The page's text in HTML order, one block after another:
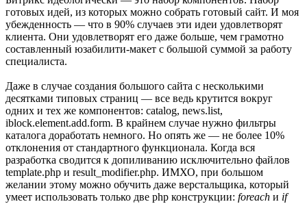
готовых идей, из которых можно собрать готовый сайт. И моя
убежденность — что в 90% случаев эти идеи удовлетворят
клиента. Они удовлетворят его даже больше, чем грамотно
составленный юзабилити-макет с большой суммой за работу
специалиста.
Даже в случае создания большого сайта с несколькими
десятками типовых страниц — все ведь крутится вокруг
одних и тех же компонентов: catalog, news.list,
iblock.element.add.form. В крайнем случае нужно фильтры
каталога доработать немного. Но опять же — не более 10%
отклонения от стандартного функционала. Когда вся
разработка сводится к допиливанию исключительно файлов
template.php и result_modifier.php. ИМХО, при большом
желании этому можно обучить даже верстальщика, который
умеет использовать только две php конструкции: foreach и if